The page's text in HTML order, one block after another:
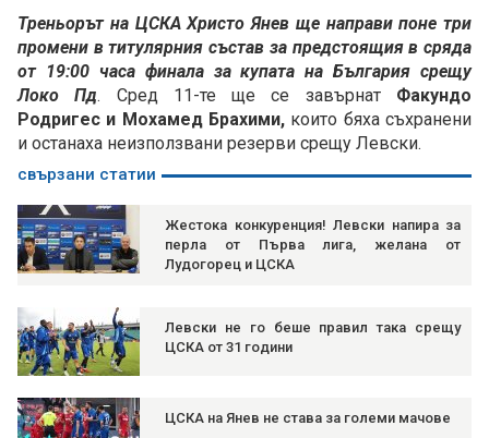
Треньорът на ЦСКА Христо Янев ще направи поне три
промени в титулярния състав за предстоящия в сряда
от 19:00 часа финала за купата на България срещу
Локо Пд. Сред 11-те ще се завърнат Факундо
Родригес и Мохамед Брахими, които бяха съхранени
и останаха неизползвани резерви срещу Левски.
свързани статии
Жестока конкуренция! Левски напира за
перла от Първа лига, желана от
Лудогорец и ЦСКА
Левски не го беше правил така срещу
ЦСКА от 31 години
ЦСКА на Янев не става за големи мачове